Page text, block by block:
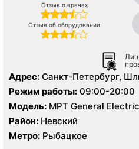
Отзыв о врачах
Отзыв об оборудовании
Адрес: Санкт-Петербург,
25, корп. 1
Режим работы: 09:00-20:00
Модель: МРТ General Electric
Рентген
Район: Невский
Метро: Рыбацкое